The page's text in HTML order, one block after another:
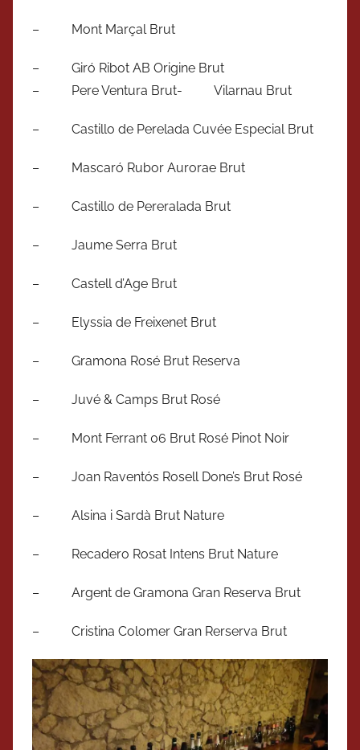
– Mont Marçal Brut
– Giró Ribot AB Origine Brut
– Pere Ventura Brut- Vilarnau Brut
– Castillo de Perelada Cuvée Especial Brut
– Mascaró Rubor Aurorae Brut
– Castillo de Pereralada Brut
– Jaume Serra Brut
– Castell d’Age Brut
– Elyssia de Freixenet Brut
– Gramona Rosé Brut Reserva
– Juvé & Camps Brut Rosé
– Mont Ferrant 06 Brut Rosé Pinot Noir
– Joan Raventós Rosell Done’s Brut Rosé
– Alsina i Sardà Brut Nature
– Recadero Rosat Intens Brut Nature
– Argent de Gramona Gran Reserva Brut
– Cristina Colomer Gran Rerserva Brut